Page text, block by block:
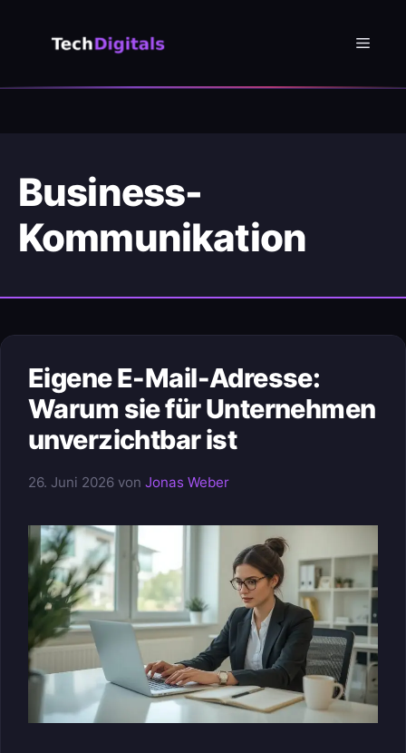
Menü
Business-
Kommunikation
Eigene E-Mail-Adresse:
Warum sie für Unternehmen
unverzichtbar ist
26. Juni 2026 von Jonas Weber